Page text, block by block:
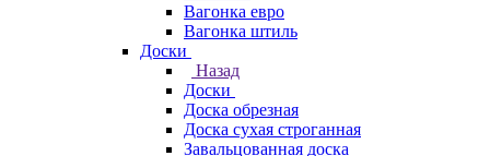
Вагонка евро
Вагонка штиль
Доски
Назад
Доски
Доска обрезная
Доска сухая строганная
Завальцованная доска